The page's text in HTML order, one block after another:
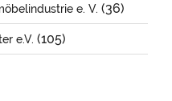
e. V. (36)
e.V. (105)